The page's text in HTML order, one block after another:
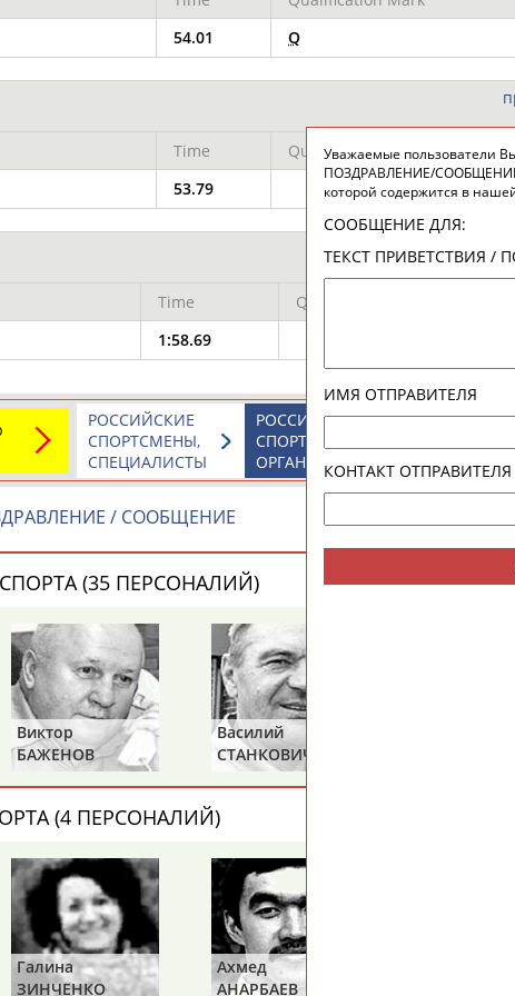
Адресов в новостной рассылке: 996
54.01 Q
Time
Qualification Mark
53.79
Time
Qualification Mark
1:58.69
РОССИЙСКИЕ
СПОРТИВНЫЕ
ОРГАНИЗАЦИИ
РОССИЙСКИЕ
СПОРТСМЕНЫ,
СПЕЦИАЛИСТЫ
/ СООБЩЕНИЕ
(35 ПЕРСОНАЛИЙ) ВЕСЬ
Виктор
БАЖЕНОВ
Василий
СТАНКОВИЧ
(4 ПЕРСОНАЛИЙ)
Галина
ЗИНЧЕНКО
Ахмед
АНАРБАЕВ
Уважаемые пользователи
ПОЗДРАВЛЕНИЕ/
которой содержится в
СООБЩЕНИЕ ДЛЯ:
ТЕКСТ ПРИВЕТСТВИЯ /
ИМЯ ОТПРАВИТЕЛЯ
КОНТАКТ ОТПРАВИТЕЛЯ